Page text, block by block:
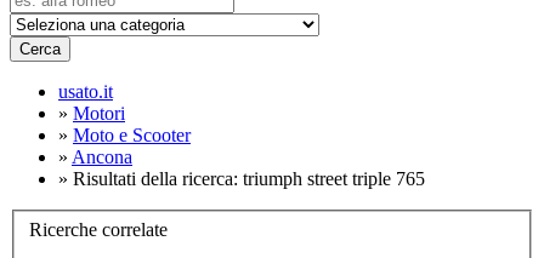
Cerca
usato.it
» Motori
» Moto e Scooter
» Ancona
» Risultati della ricerca: triumph street triple 765
Ricerche correlate